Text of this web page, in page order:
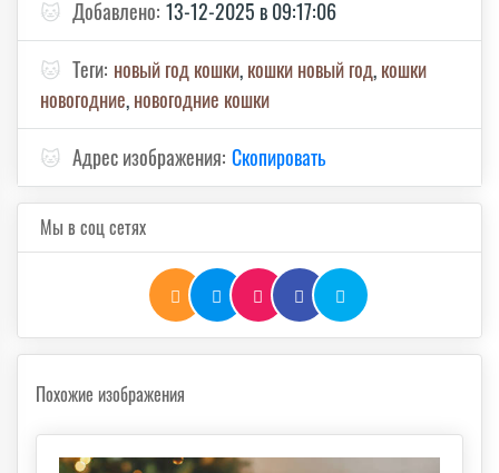
🐱 Добавлено: 13-12-2025 в 09:17:06
🐱 Теги: новый год кошки,кошки новый год,кошки
новогодние,новогодние кошки
🐱 Адрес изображения: Скопировать
Мы в соц сетях
Похожие изображения